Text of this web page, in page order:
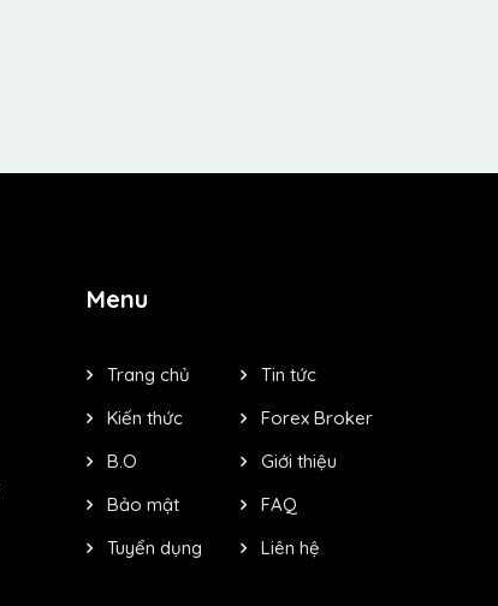
Menu
Trang chủ
Tin tức
Kiến thức
Forex Broker
B.O
Giới thiệu
Bảo mật
FAQ
Tuyển dụng
Liên hệ